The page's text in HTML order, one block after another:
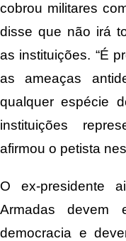
cobrou militares
disse que não irá
as instituições. “É
as ameaças
qualquer espécie
instituições
afirmou o petista
O ex-presidente
Armadas devem
democracia e